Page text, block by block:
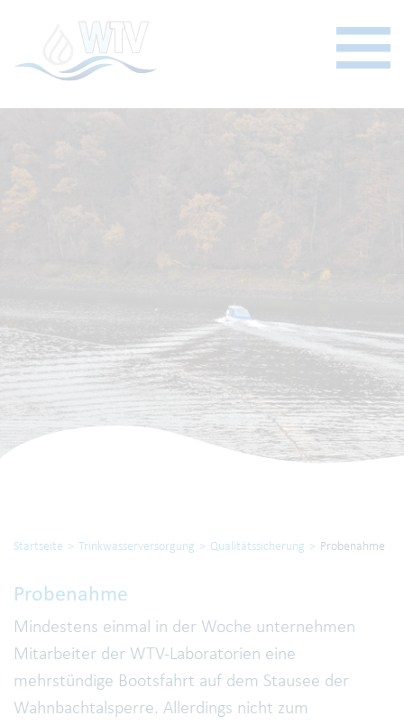
Startseite Trinkwasserversorgung Qualitätssicherung Probenahme
Probenahme
Mindestens einmal in der Woche unternehmen
Mitarbeiter der WTV-Laboratorien eine
mehrstündige Bootsfahrt auf dem Stausee der
Wahnbachtalsperre. Allerdings nicht zum